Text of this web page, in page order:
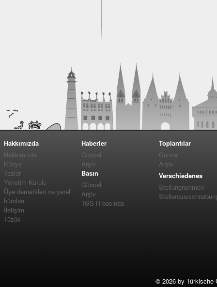
Hakkımızda
Hakkımızda
Künye
Tezler
Yönetim Kurulu
Üye dernerkleri ve yerel
büroları
İletişim
Tüzük
Haberler
Güncel
Arşiv
Basın
Güncel
Arşiv
TGS-H basında
Toplantılar
Güncel
Arşiv
Verschiedenes
Stellungnahmen
© 2026 by Türkische